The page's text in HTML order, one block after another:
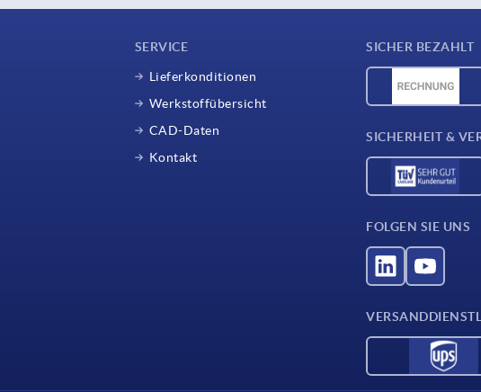
SERVICE
Lieferkonditionen
Werkstoffübersicht
CAD-Daten
Kontakt
SICHER BEZAHLT
SICHERHEIT &
FOLGEN SIE UNS